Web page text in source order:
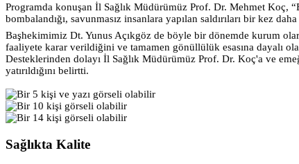
Programda konuşan İl Sağlık Müdürümüz Prof. Dr. Mehmet Koç,
bombalandığı, savunmasız insanlara yapılan saldırıları bir kez
Başhekimimiz Dt. Yunus Açıkgöz de böyle bir dönemde kurum
faaliyete karar verildiğini ve tamamen gönüllülük esasına dayalı
Desteklerinden dolayı İl Sağlık Müdürümüz Prof. Dr. Koç'a ve
yatırıldığını belirtti.
Sağlıkta Kalite